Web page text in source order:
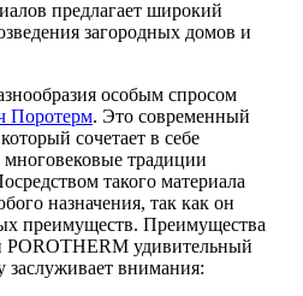
предлагает широкий
загородных домов и
особым спросом
Поротерм. Это современный
сочетает в себе
традиции
такого материала
назначения, так как он
преимуществ. Преимущества
POROTHERM удивительный
заслуживает внимания: